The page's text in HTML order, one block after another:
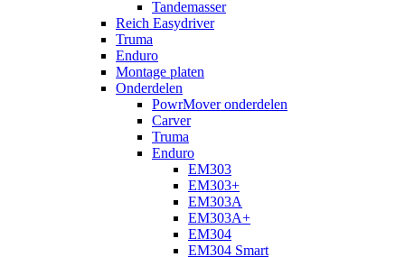
Tandemasser
Reich Easydriver
Truma
Enduro
Montage platen
Onderdelen
PowrMover onderdelen
Carver
Truma
Enduro
EM303
EM303+
EM303A
EM303A+
EM304
EM304 Smart